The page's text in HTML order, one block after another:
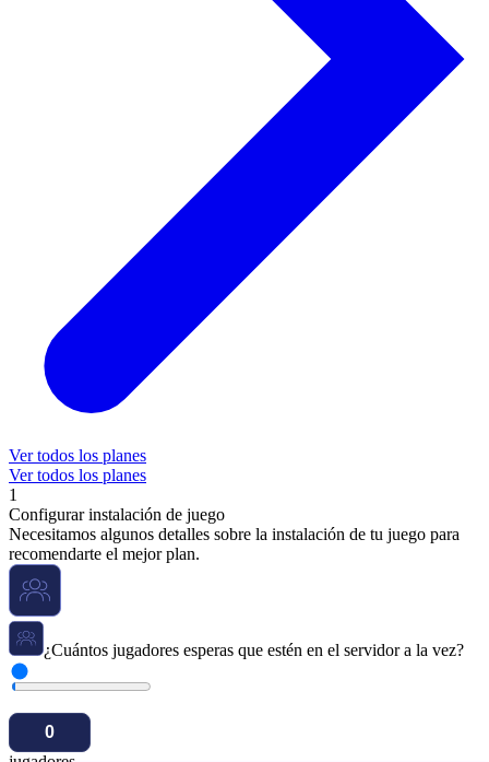
Ver todos los planes
Ver todos los planes
1
Configurar instalación de juego
Necesitamos algunos detalles sobre la instalación de tu juego para
recomendarte el mejor plan.
¿Cuántos jugadores esperas que estén en el servidor a la vez?